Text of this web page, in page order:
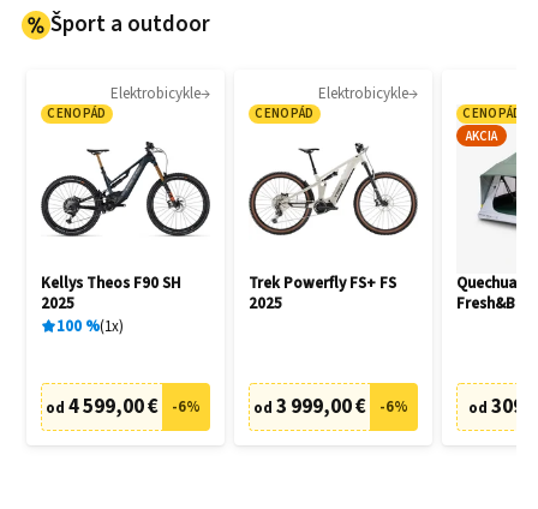
Šport a outdoor
Elektrobicykle
CENOPÁD
Kellys Theos F90 SH
2025
100% 1x
od 4 599,00 € -6%
Elektrobicykle
CENOPÁD
Trek Powerfly FS+ FS
2025
od 3 999,00 € -6%
CENOPÁD
AKCIA
Quechua
od